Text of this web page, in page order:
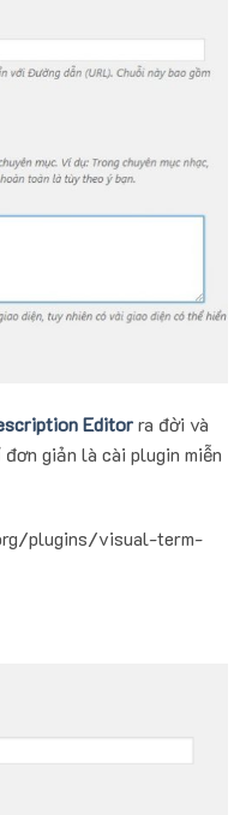
Editorra đời và
giản là cài plugin miễn
plugins/visual-term-